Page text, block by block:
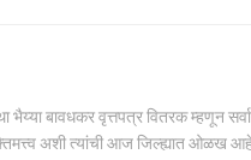
बावधकर वृत्तपत्र वितरक म्हणून
अशी त्यांची आज जिल्ह्यात ओळख